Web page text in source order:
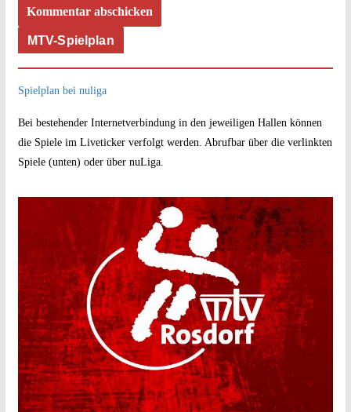
MTV-Spielplan
Spielplan bei nuliga
Bei bestehender Internetverbindung in den jeweiligen Hallen können
die Spiele im Liveticker verfolgt werden. Abrufbar über die verlinkten
Spiele (unten) oder über nuLiga.